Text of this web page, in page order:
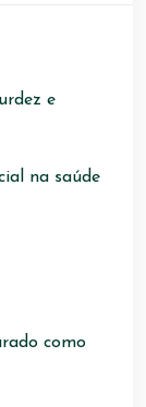
e
na saúde
como